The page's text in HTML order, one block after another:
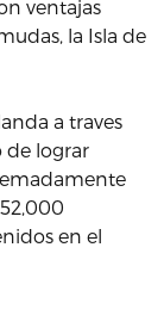
ventajas
la Isla de
a traves
de lograr
en el